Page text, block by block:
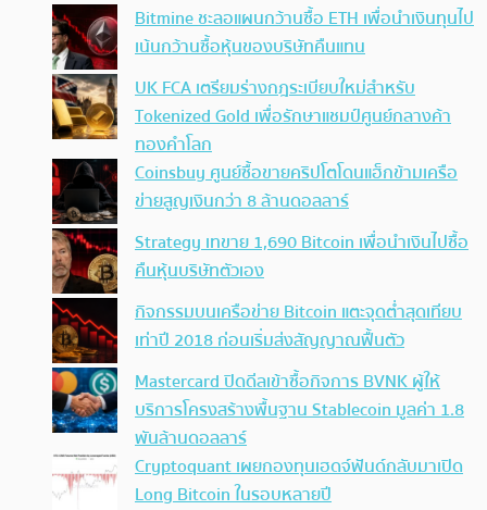
Bitmine ชะลอแผนกว้านซื้อ ETH เพื่อนำเงินทุนไป
เน้นกว้านซื้อหุ้นของบริษัทคืนแทน
UK FCA เตรียมร่างกฎระเบียบใหม่สำหรับ
Tokenized Gold เพื่อรักษาแชมป์ศูนย์กลางค้า
ทองคำโลก
Coinsbuy ศูนย์ซื้อขายคริปโตโดนแฮ็กข้ามเครือ
ข่ายสูญเงินกว่า 8 ล้านดอลลาร์
Strategy เทขาย 1,690 Bitcoin เพื่อนำเงินไปซื้อ
คืนหุ้นบริษัทตัวเอง
กิจกรรมบนเครือข่าย Bitcoin แตะจุดต่ำสุดเทียบ
เท่าปี 2018 ก่อนเริ่มส่งสัญญาณฟื้นตัว
Mastercard ปิดดีลเข้าซื้อกิจการ BVNK ผู้ให้
บริการโครงสร้างพื้นฐาน Stablecoin มูลค่า 1.8
พันล้านดอลลาร์
Cryptoquant เผยกองทุนเฮดจ์ฟันด์กลับมาเปิด
Long Bitcoin ในรอบหลายปี